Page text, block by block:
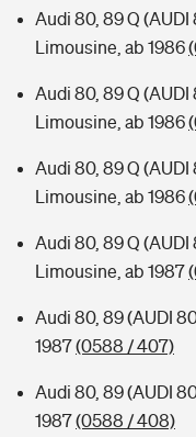
Audi 80, 89 Q (AUDI
Limousine, ab 1986
Audi 80, 89 Q (AUDI
Limousine, ab 1986
Audi 80, 89 Q (AUDI
Limousine, ab 1986
Audi 80, 89 Q (AUDI
Limousine, ab 1987
Audi 80, 89 (AUDI
1987(0588 / 407)
Audi 80, 89 (AUDI
1987(0588 / 408)